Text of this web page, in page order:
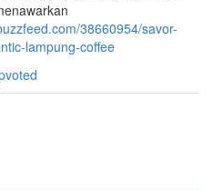
38660954/savor-
lampung-coffee